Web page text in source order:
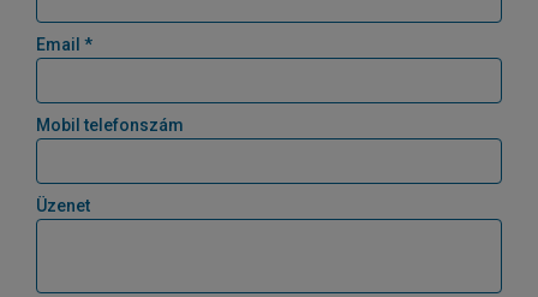
Email *
Mobil telefonszám
Üzenet